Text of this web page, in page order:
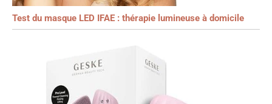
Test du masque LED IFAE : thérapie lumineuse à domicile